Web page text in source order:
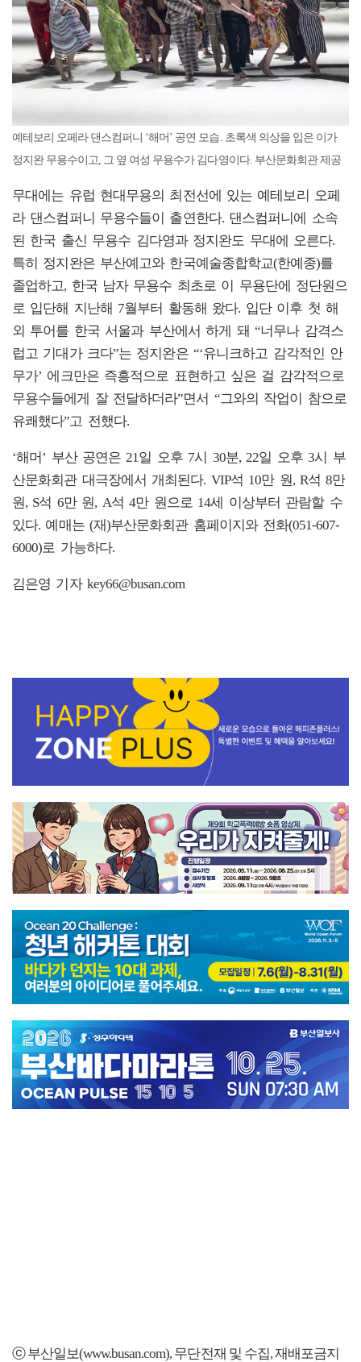
예테보리 오페라 댄스컴퍼니 ‘해머’ 공연 모습. 초록색 의상을 입은 이가
정지완 무용수이고, 그 옆 여성 무용수가 김다영이다. 부산문화회관 제공
무대에는 유럽 현대무용의 최전선에 있는 예테보리 오페
라 댄스컴퍼니 무용수들이 출연한다. 댄스컴퍼니에 소속
된 한국 출신 무용수 김다영과 정지완도 무대에 오른다.
특히 정지완은 부산예고와 한국예술종합학교(한예종)를
졸업하고, 한국 남자 무용수 최초로 이 무용단에 정단원으
로 입단해 지난해 7월부터 활동해 왔다. 입단 이후 첫 해
외 투어를 한국 서울과 부산에서 하게 돼 “너무나 감격스
럽고 기대가 크다”는 정지완은 “‘유니크하고 감각적인 안
무가’ 에크만은 즉흥적으로 표현하고 싶은 걸 감각적으로
무용수들에게 잘 전달하더라”면서 “그와의 작업이 참으로
유쾌했다”고 전했다.
‘해머’ 부산 공연은 21일 오후 7시 30분, 22일 오후 3시 부
산문화회관 대극장에서 개최된다. VIP석 10만 원, R석 8만
원, S석 6만 원, A석 4만 원으로 14세 이상부터 관람할 수
있다. 예매는 (재)부산문화회관 홈페이지와 전화(051-607-
6000)로 가능하다.
김은영 기자 key66@busan.com
ⓒ 부산일보(www.busan.com), 무단전재 및 수집, 재배포금지